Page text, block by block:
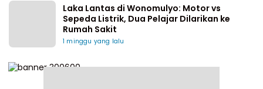
Laka Lantas di Wonomulyo: Motor vs
Sepeda Listrik, Dua Pelajar Dilarikan ke
Rumah Sakit
1 minggu yang lalu